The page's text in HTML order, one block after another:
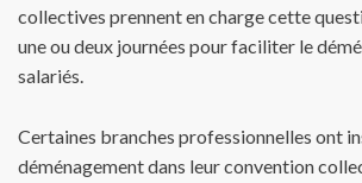
collectives prennent en charge cette
une ou deux journées pour faciliter le
salariés.
Certaines branches professionnelles ont
déménagement dans leur convention